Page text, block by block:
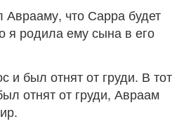
Аврааму, что Сарра будет
я родила ему сына в его
и был отнят от груди. В тот
отнят от груди, Авраам